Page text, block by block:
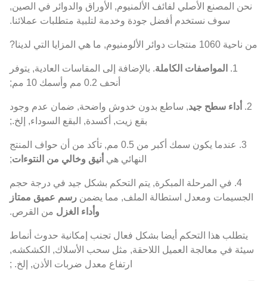
نحن المصنع الأصلي لفائف الألمنيوم, الأوراق والدوائر في الصين,
سوف نستخدم أفضل جودة وخدمة لتلبية متطلبات عملائنا.
من ناحية 1060 منتجات دوائر الألومنيوم, ما هي المزايا التي لدينا?
1. المواصفات الكاملة. بالإضافة إلى المقاسات العادية, يتوفر
أنحف 0.2 مم وأسمك 10 مم;
2. أداء سطح جيد, ساطع بدون خدوش واضحة, ضمان عدم وجود
بقع زيت, أكسدة, البقع السوداء, إلخ.;
3. عندما يكون سمك أكبر من 0.5 مم, تأكد من أن حواف المنتج
النهائي هي أنيق وخالي من النتوءات;
4. في المرحلة المبكرة, يتم التحكم بشكل جيد في درجة حجم
الجسيمات ومعدل استطالة الملف, مما يضمن رسم عميق ممتاز
وأداء الغزل من القرص.
يتطلب هذا التحكم أيضا بشكل فعال تجنب إمكانية حدوث أنماط
سيئة في معالجة العميل اللاحقة, مثل سحب الأسلاك, الكشكشه,
ارتفاع معدل ضربات الأذن, إلخ. ;